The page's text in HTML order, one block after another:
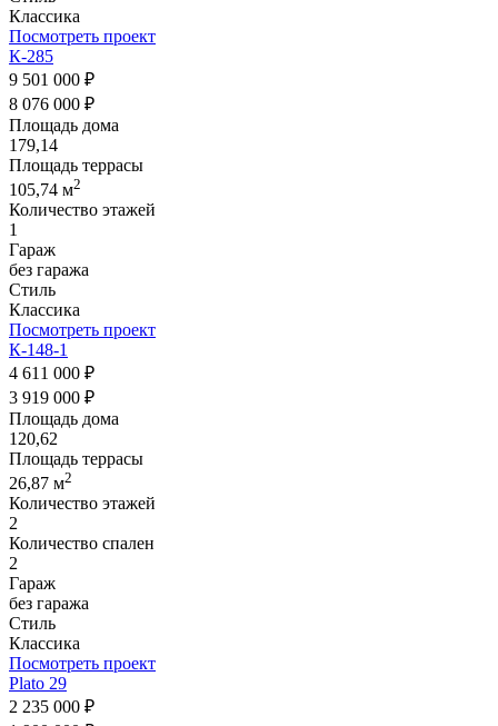
Классика
Посмотреть проект
К-285
9 501 000 ₽
8 076 000 ₽
Площадь дома
179,14
Площадь террасы
105,74 м2
Количество этажей
1
Гараж
без гаража
Стиль
Классика
Посмотреть проект
К-148-1
4 611 000 ₽
3 919 000 ₽
Площадь дома
120,62
Площадь террасы
26,87 м2
Количество этажей
2
Количество спален
2
Гараж
без гаража
Стиль
Классика
Посмотреть проект
Plato 29
2 235 000 ₽